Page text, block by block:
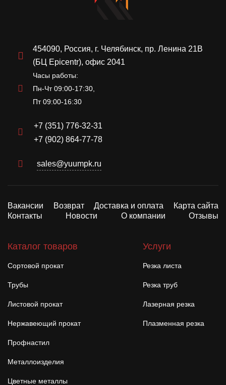
454090, Россия, г. Челябинск, пр. Ленина 21В
(БЦ Epicentr), офис 2041
Часы работы:
Пн-Чт 09:00-17:30,
Пт 09:00-16:30
+7 (351) 776-32-31
+7 (902) 864-77-78
sales@yuumpk.ru
Вакансии Возврат Доставка и оплата
Карта сайта
Контакты
Новости О компании Отзывы
Каталог товаров
Сортовой прокат
Трубы
Листовой прокат
Нержавеющий прокат
Профнастил
Металлоизделия
Цветные металлы
Услуги
Резка листа
Резка труб
Лазерная резка
Плазменная резка